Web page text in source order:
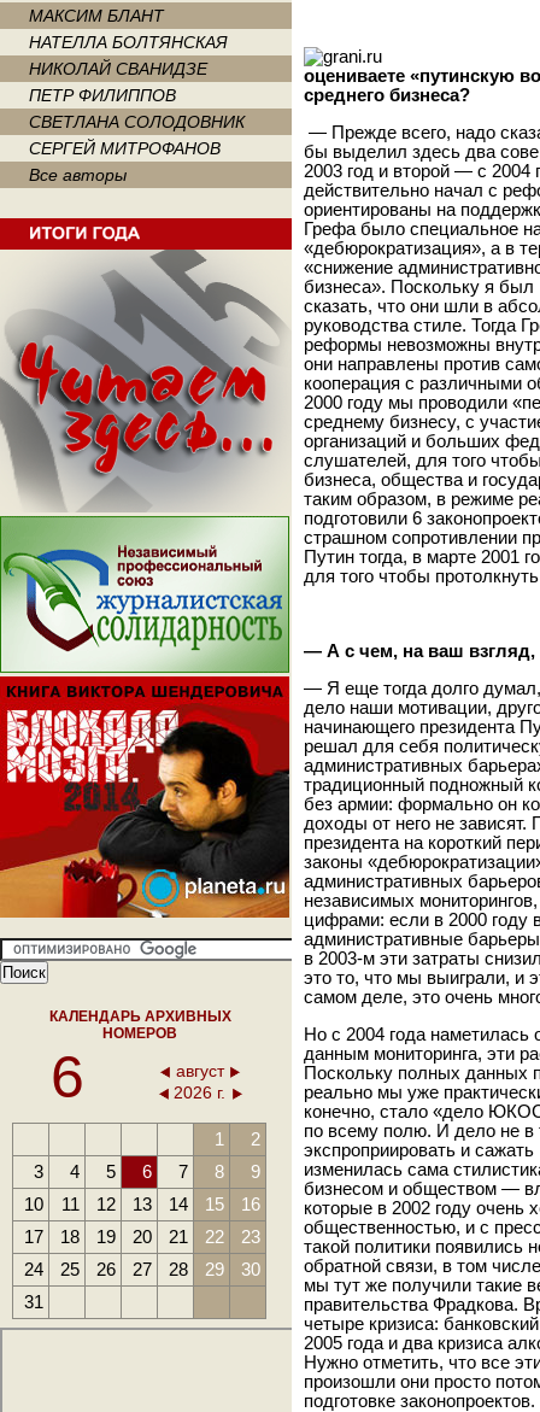
МАКСИМ БЛАНТ
НАТЕЛЛА БОЛТЯНСКАЯ
НИКОЛАЙ СВАНИДЗЕ
ПЕТР ФИЛИППОВ
СВЕТЛАНА СОЛОДОВНИК
СЕРГЕЙ МИТРОФАНОВ
Все авторы
КАЛЕНДАРЬ АРХИВНЫХ
НОМЕРОВ
6
август
2026 г.
1
2
3
4 5 6 7 8
9
10
11 12 13 14 15
16
17
18 19 20 21 22
23
24
25 26 27 28 29
30
31
оцениваете «путинскую
среднего бизнеса?
— Прежде всего, надо
бы выделил здесь два
2003 год и второй — с 2004
действительно начал с
ориентированы на
Грефа было специальное
«дебюрократизация», а в
«снижение
бизнеса». Поскольку я был
сказать, что они шли в
руководства стиле. Тогда
реформы невозможны
они направлены против
кооперация с различными
2000 году мы проводили
среднему бизнесу, с
организаций и больших
слушателей, для того
бизнеса, общества и
таким образом, в режиме
подготовили 6
страшном сопротивлении
Путин тогда, в марте 2001
для того чтобы
— А с чем, на ваш
— Я еще тогда долго
дело наши мотивации,
начинающего президента
решал для себя
административных
традиционный подножный
без армии: формально он
доходы от него не
президента на короткий
законы
административных
независимых
цифрами: если в 2000 году
административные
в 2003-м эти затраты
это то, что мы выиграли, и
самом деле, это очень
Но с 2004 года наметилась
данным мониторинга, эти
Поскольку полных данных
реально мы уже
конечно, стало «дело
по всему полю. И дело не в
экспроприировать и
изменилась сама
бизнесом и обществом —
которые в 2002 году очень
общественностью, и с
такой политики появились
обратной связи, в том
мы тут же получили такие
правительства Фрадкова.
четыре кризиса:
2005 года и два кризиса
Нужно отметить, что все
произошли они просто
подготовке законопроектов.